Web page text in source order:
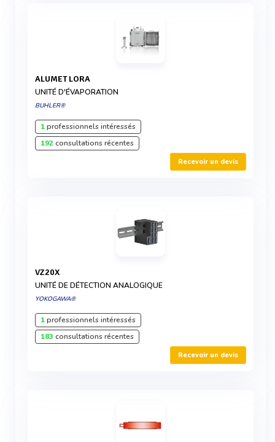
ALUMET LORA
UNITÉ D'ÉVAPORATION
BUHLER®
1professionnels intéressés
192consultations récentes
Recevoir un devis
VZ20X
UNITÉ DE DÉTECTION ANALOGIQUE
YOKOGAWA®
1professionnels intéressés
183 consultations récentes
Recevoir un devis